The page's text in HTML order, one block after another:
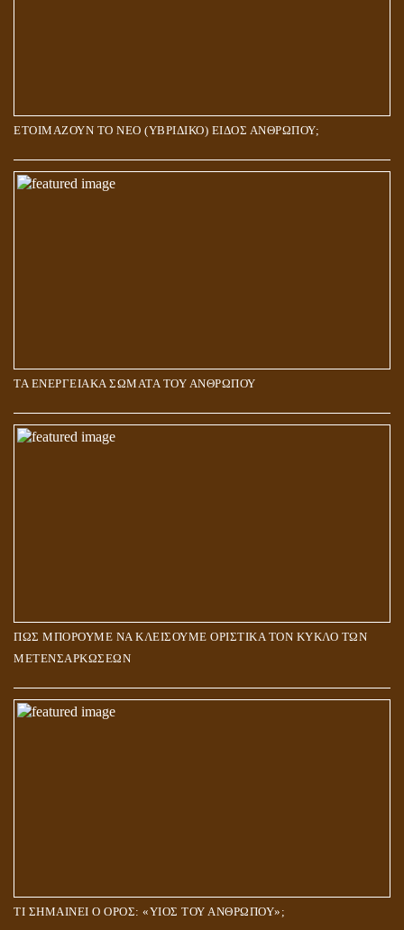
ΕΤΟΙΜΑΖΟΥΝ ΤΟ ΝΕΟ (ΥΒΡΙΔΙΚΟ) ΕΙΔΟΣ ΑΝΘΡΩΠΟΥ;
ΤΑ ΕΝΕΡΓΕΙΑΚΑ ΣΩΜΑΤΑ ΤΟΥ ΑΝΘΡΩΠΟΥ
ΠΩΣ ΜΠΟΡΟΥΜΕ ΝΑ ΚΛΕΙΣΟΥΜΕ ΟΡΙΣΤΙΚΑ ΤΟΝ ΚΥΚΛΟ ΤΩΝ
ΜΕΤΕΝΣΑΡΚΩΣΕΩΝ
ΤΙ ΣΗΜΑΙΝΕΙ Ο ΟΡΟΣ: «ΥΙΟΣ ΤΟΥ ΑΝΘΡΩΠΟΥ»;